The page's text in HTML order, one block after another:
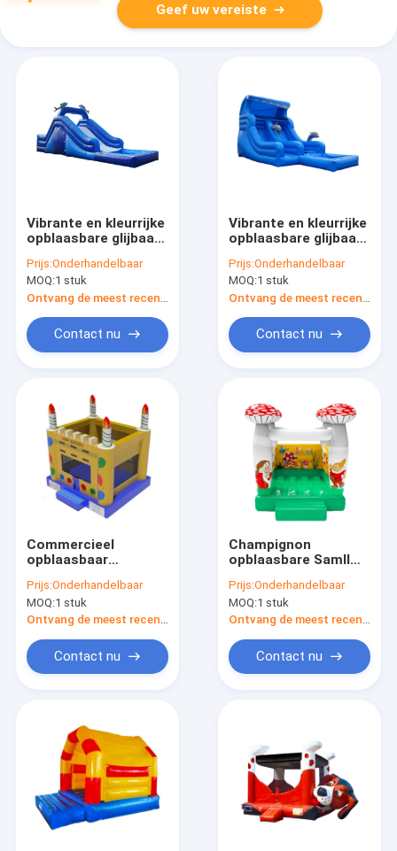
Producten
Over Ons
Fabriekstour
Geef uw vereiste
Vibrante en kleurrijke
opblaasbare glijbaan
Spannende
glijbaanvaring
Prijs:Onderhandelbaar
MOQ:1 stuk
Contact nu
Vibrante en kleurrijke
opblaasbare glijbaan
Spannende
glijbaanvaring
Prijs:Onderhandelbaar
MOQ:1 stuk
Contact nu
Commercieel
opblaasbaar
verjaardagstaartpatronen
Prijs:Onderhandelbaar
MOQ:1 stuk
Ontvang de meest recente Prijs
Contact nu
Champignon
opblaasbare Samll
kasteel voor kinderen
Prijs:Onderhandelbaar
MOQ:1 stuk
Ontvang de meest recente Prijs
Contact nu